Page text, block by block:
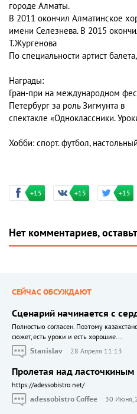
городе Алматы.
В 2011 окончил Алматинское
имени Селезнева. В 2015
Т.Жургенова
По специальности артист
Награды:
Гран-при на международном
Петербург за роль Зигмунта в
спектакле «Одноклассники.
Хобби: спорт. футбол,
+15 +15 +15
Нет комментариев,
СЕЙЧАС ОБСУЖДАЮТ
Сценарий начинается с
Полностью согласен. Поэтому
сюжет, есть уроки и есть хорошие...
Stanislav
28 Апреля 11:13
Пролетая над ласточкиным
https://adessobistro.net/
adessobistro Coffee
30 Июня,